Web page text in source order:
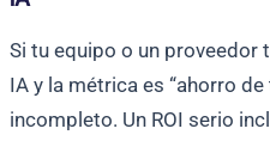
Si tu equipo o un proveedor
IA y la métrica es “ahorro
incompleto. Un ROI serio